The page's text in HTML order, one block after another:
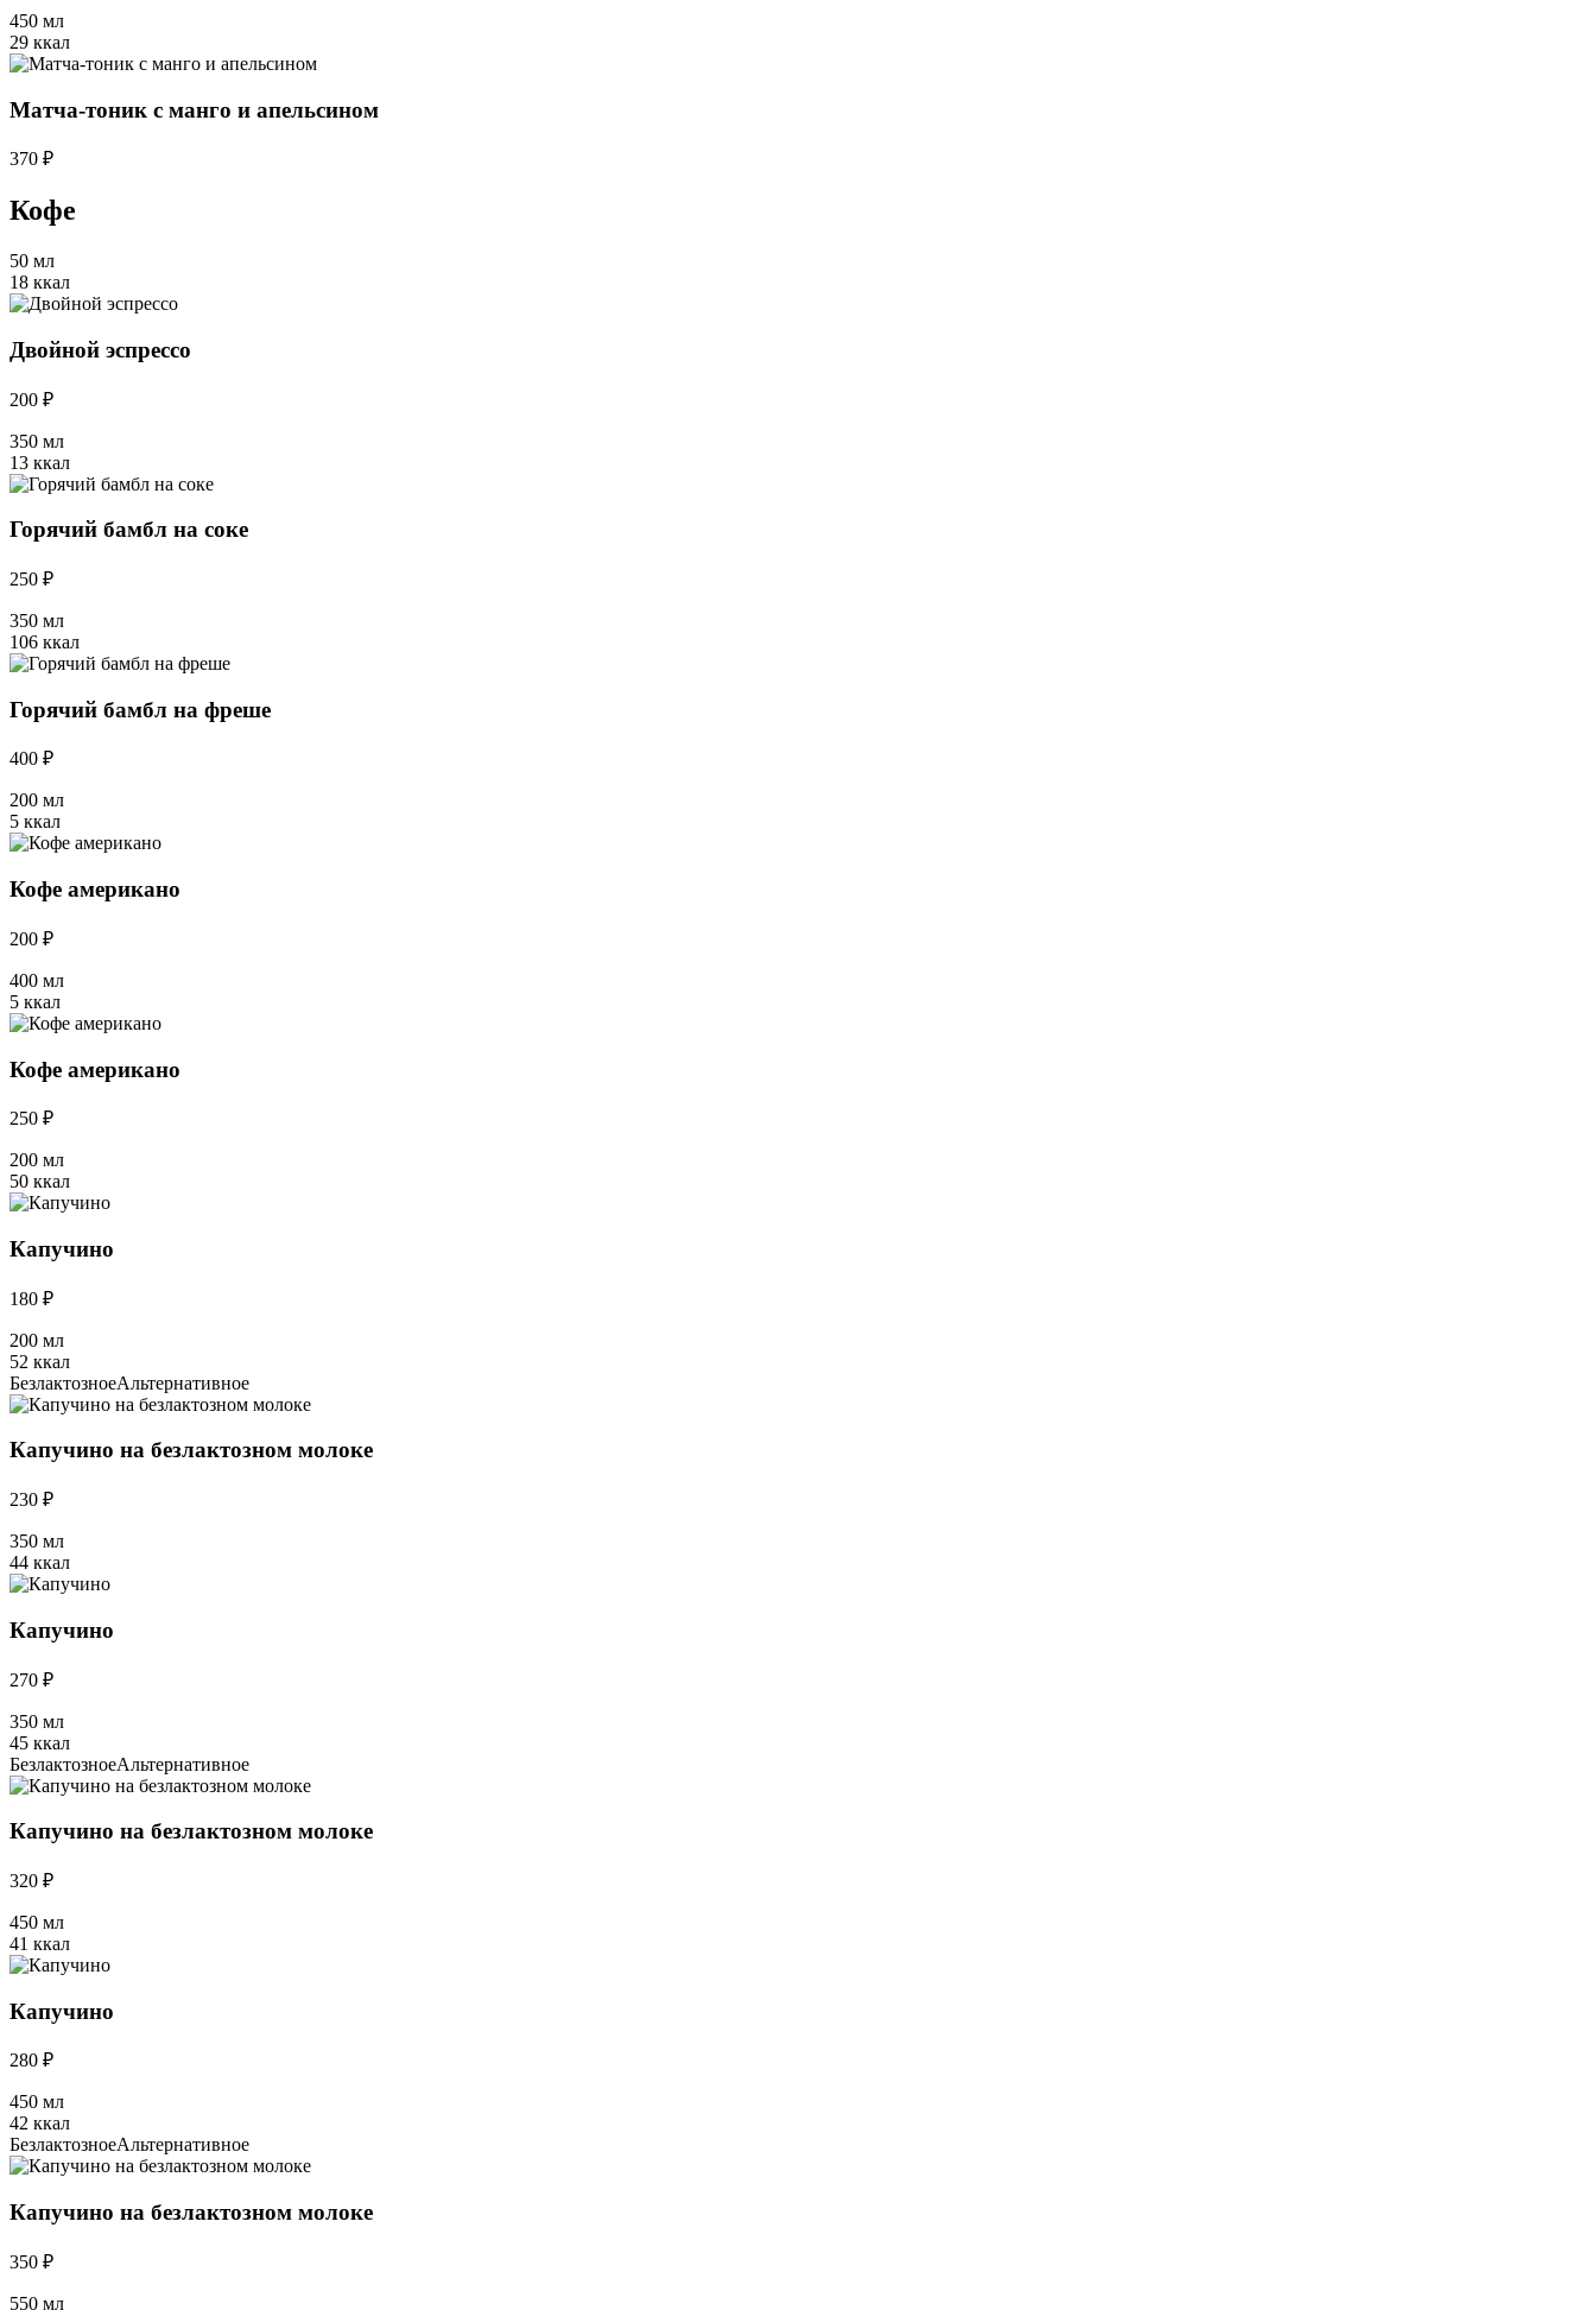
450 мл
29 ккал
Матча-тоник с манго и апельсином
370 ₽
Кофе
50 мл
18 ккал
Двойной эспрессо
200 ₽
350 мл
13 ккал
Горячий бамбл на соке
250 ₽
350 мл
106 ккал
Горячий бамбл на фреше
400 ₽
200 мл
5 ккал
Кофе американо
200 ₽
400 мл
5 ккал
Кофе американо
250 ₽
200 мл
50 ккал
Капучино
180 ₽
200 мл
52 ккал
БезлактозноеАльтернативное
Капучино на безлактозном молоке
230 ₽
350 мл
44 ккал
Капучино
270 ₽
350 мл
45 ккал
БезлактозноеАльтернативное
Капучино на безлактозном молоке
320 ₽
450 мл
41 ккал
Капучино
280 ₽
450 мл
42 ккал
БезлактозноеАльтернативное
Капучино на безлактозном молоке
350 ₽
550 мл